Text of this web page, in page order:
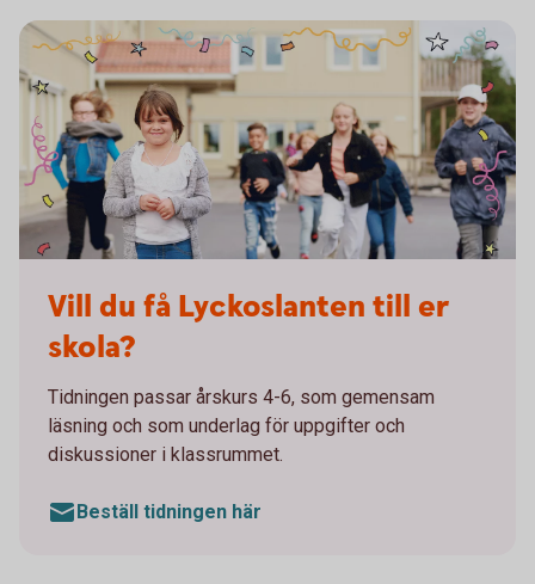
Vill du få Lyckoslanten till er
skola?
Tidningen passar årskurs 4-6, som gemensam
läsning och som underlag för uppgifter och
diskussioner i klassrummet.
Beställ tidningen här